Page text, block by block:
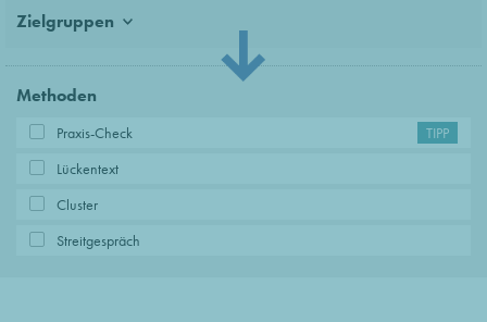
Zielgruppen
Methoden
Praxis-Check
TIPP
Lückentext
Cluster
Streitgespräch